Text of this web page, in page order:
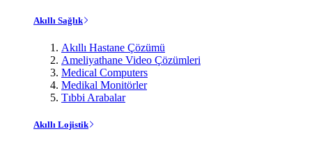
Akıllı Sağlık
Akıllı Hastane Çözümü
Ameliyathane Video Çözümleri
Medical Computers
Medikal Monitörler
Tıbbi Arabalar
Akıllı Lojistik